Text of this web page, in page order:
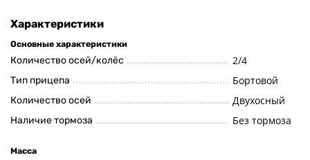
Характеристики
Основные характеристики
Количество осей/колёс 2/4
Тип прицепа Бортовой
Количество осей Двухосный
Наличие тормоза Без тормоза
Масса